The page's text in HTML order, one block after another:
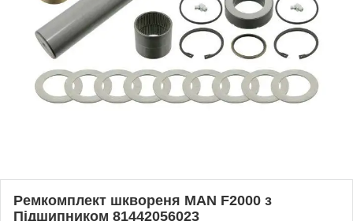
Ремкомплект шквореня MAN F2000 з
Підшипником 81442056023